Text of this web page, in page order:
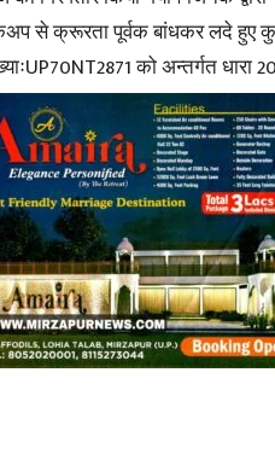
से क्रूरता पूर्वक बांधकर लदे हुए
को अन्तर्गत धारा